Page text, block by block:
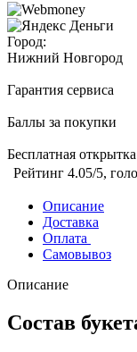
Город:
Нижний Новгород
Гарантия сервиса
Баллы за покупки
Бесплатная открытка
Рейтинг 4.05/5,
Описание
Доставка
Оплата
Самовывоз
Описание
Состав